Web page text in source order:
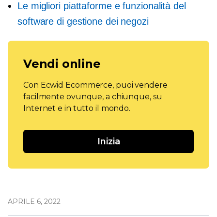
Le migliori piattaforme e funzionalità del
software di gestione dei negozi
Vendi online
Con Ecwid Ecommerce, puoi vendere
facilmente ovunque, a chiunque, su
Internet e in tutto il mondo.
Inizia
APRILE 6, 2022